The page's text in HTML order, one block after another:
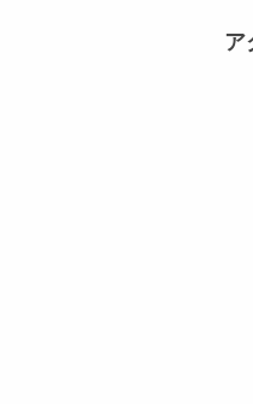
ア